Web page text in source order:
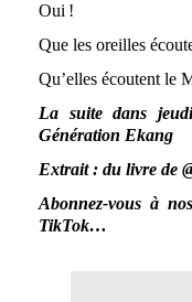
Oui !
Que les oreilles
Qu’elles écoutent le
La suite dans
Génération Ekang
Extrait : du livre de
Abonnez-vous à
TikTok…